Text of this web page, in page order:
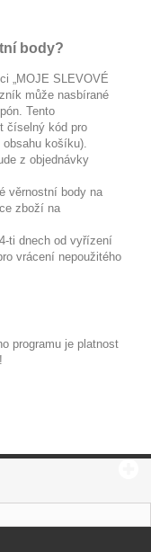
body?
„MOJE SLEVOVÉ
může nasbírané
Tento
číselný kód pro
košíku).
z objednávky
věrnostní body na
zboží na
ti dnech od vyřízení
vrácení nepoužitého
programu je platnost